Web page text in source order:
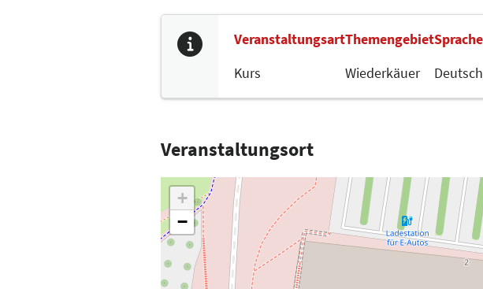
Veranstaltungsart
Kurs
Themengebiet
Wiederkäuer
Sprache
Deutsch
Veranstaltungsort
+
−